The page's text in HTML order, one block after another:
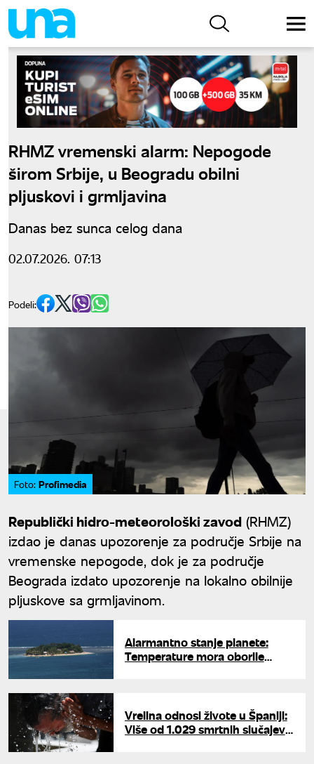
RHMZ vremenski alarm: Nepogode
širom Srbije, u Beogradu obilni
pljuskovi i grmljavina
Danas bez sunca celog dana
02.07.2026. 07:13
Podeli:
Foto: Profimedia
Republički hidro-meteorološki zavod (RHMZ)
izdao je danas upozorenje za područje Srbije na
vremenske nepogode, dok je za područje
Beograda izdato upozorenje na lokalno obilnije
pljuskove sa grmljavinom.
Alarmantno stanje planete:
Temperature mora oborile
Vrelina odnosi živote u Španiji:
Više od 1.029 smrtnih slučajeva